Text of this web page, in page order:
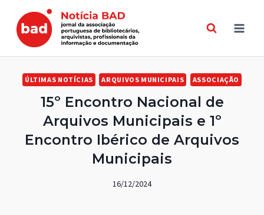
content
ÚLTIMAS NOTÍCIAS ARQUIVOS MUNICIPAIS ASSOCIAÇÃO
15º Encontro Nacional de
Arquivos Municipais e 1º
Encontro Ibérico de Arquivos
Municipais
16/12/2024